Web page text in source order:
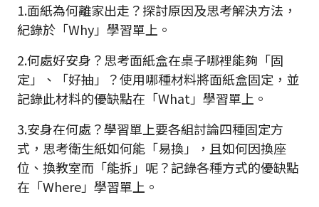
1.面紙為何離家出走？探討原因及思考解決方法，
紀錄於「Why」學習單上。
2.何處好安身？思考面紙盒在桌子哪裡能夠「固
定」、「好抽」？使用哪種材料將面紙盒固定，並
記錄此材料的優缺點在「What」學習單上。
3.安身在何處？學習單上要各組討論四種固定方
式，思考衛生紙如何能「易換」，且如何因換座
位、換教室而「能拆」呢？記錄各種方式的優缺點
在「Where」學習單上。